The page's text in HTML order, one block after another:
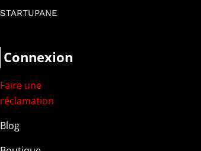
STARTUPANE
Connexion
Faire une
réclamation
Blog